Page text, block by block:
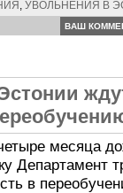
, УВОЛЬНЕНИЯ В
ВАШ
месяца
Департамент
в